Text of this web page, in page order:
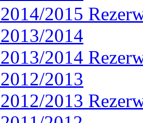
2015
2014
2014
2013
2013